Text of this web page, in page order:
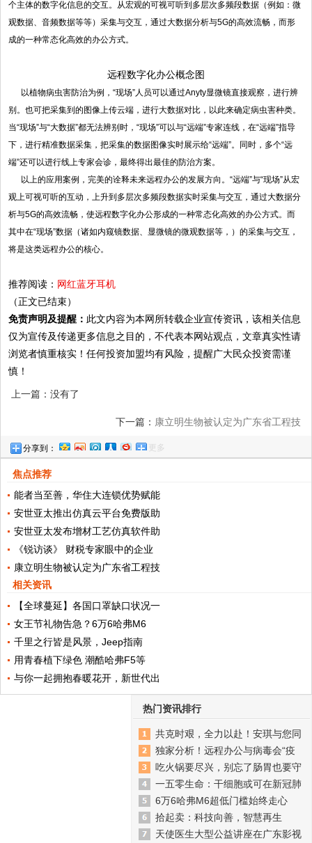
个主体的数字化信息的交互。从宏观的可视可听到多层次多频段数据（例如：微
观数据、音频数据等等）采集与交互，通过大数据分析与5G的高效流畅，而形
成的一种常态化高效的办公方式。
远程数字化办公概念图
以植物病虫害防治为例，“现场”人员可以通过Anyty显微镜直接观察，进行辨
别。也可把采集到的图像上传云端，进行大数据对比，以此来确定病虫害种类。
当“现场”与“大数据”都无法辨别时，“现场”可以与“远端”专家连线，在“远端”指导
下，进行精准数据采集，把采集的数据图像实时展示给“远端”。同时，多个“远
端”还可以进行线上专家会诊，最终得出最佳的防治方案。
以上的应用案例，完美的诠释未来远程办公的发展方向。“远端”与“现场”从宏
观上可视可听的互动，上升到多层次多频段数据实时采集与交互，通过大数据分
析与5G的高效流畅，使远程数字化办公形成的一种常态化高效的办公方式。而
其中在“现场”数据（诸如内窥镜数据、显微镜的微观数据等，）的采集与交互，
将是这类远程办公的核心。
推荐阅读： 网红蓝牙耳机
（正文已结束）
免责声明及提醒： 此文内容为本网所转载企业宣传资讯，该相关信息
仅为宣传及传递更多信息之目的，不代表本网站观点，文章真实性请
浏览者慎重核实！任何投资加盟均有风险，提醒广大民众投资需谨
慎！
上一篇：没有了
下一篇： 康立明生物被认定为广东省工程技
分享到： 更多
焦点推荐
能者当至善，华住大连锁优势赋能
安世亚太推出仿真云平台免费版助
安世亚太发布增材工艺仿真软件助
《锐访谈》 财税专家眼中的企业
康立明生物被认定为广东省工程技
相关资讯
【全球蔓延】各国口罩缺口状况一
女王节礼物告急？6万6哈弗M6
千里之行皆是风景，Jeep指南
用青春植下绿色 潮酷哈弗F5等
与你一起拥抱春暖花开，新世代出
热门资讯排行
共克时艰，全力以赴！安琪与您同
独家分析！远程办公与病毒会“疫
吃火锅要尽兴，别忘了肠胃也要守
一五零生命：干细胞或可在新冠肺
6万6哈弗M6超低门槛始终走心
拾起卖：科技向善，智慧再生
天使医生大型公益讲座在广东影视